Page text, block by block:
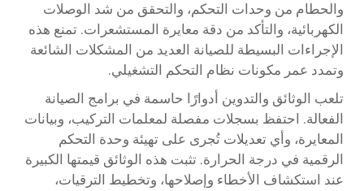
والحطام من وحدات التحكم، والتحقق من شد الوصلات
الكهربائية، والتأكد من دقة معايرة المستشعرات. تمنع هذه
الإجراءات البسيطة للصيانة العديد من المشكلات الشائعة
وتمدد عمر مكونات نظام التحكم التشغيلي.
تلعب الوثائق والتدوين أدوارًا حاسمة في برامج الصيانة
الفعالة. احتفظ بسجلات مفصلة لمعلمات التركيب، وبيانات
المعايرة، وأي تعديلات تُجرى على تهيئة وحدة التحكم
الرقمية في درجة الحرارة. تثبت هذه الوثائق قيمتها الكبيرة
عند استكشاف الأخطاء وإصلاحها، وتخطيط الترقيات،